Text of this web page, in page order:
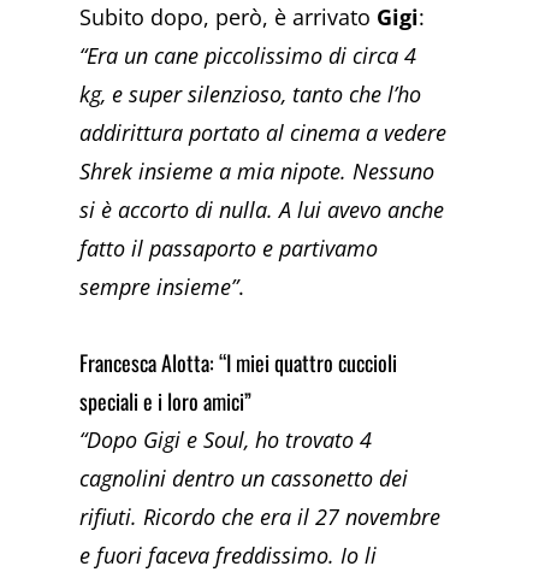
Subito dopo, però, è arrivato Gigi:
“Era un cane piccolissimo di circa 4
kg, e super silenzioso, tanto che l’ho
addirittura portato al cinema a vedere
Shrek insieme a mia nipote. Nessuno
si è accorto di nulla. A lui avevo anche
fatto il passaporto e partivamo
sempre insieme”.
Francesca Alotta: “I miei quattro cuccioli
speciali e i loro amici”
“Dopo Gigi e Soul, ho trovato 4
cagnolini dentro un cassonetto dei
rifiuti. Ricordo che era il 27 novembre
e fuori faceva freddissimo. Io li